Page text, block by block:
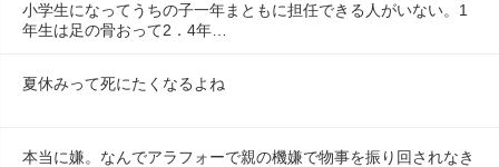
小学生になってうちの子一年まともに担任できる人がいない。1
年生は足の骨おって2．4年…
夏休みって死にたくなるよね
本当に嫌。なんでアラフォーで親の機嫌で物事を振り回されなき